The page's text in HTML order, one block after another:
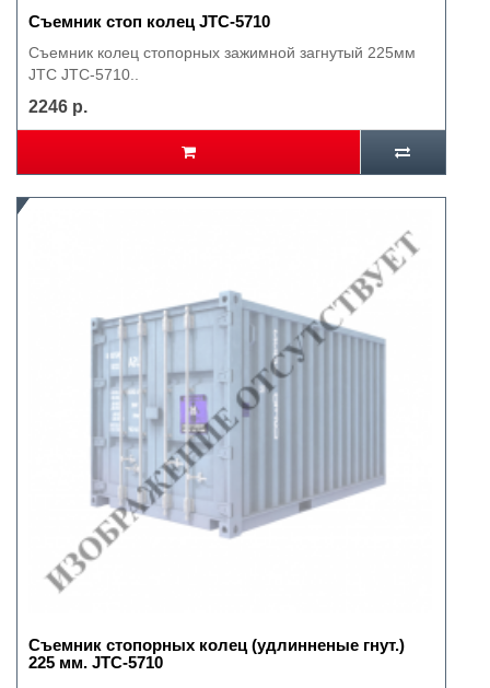
Съемник стоп колец JTC-5710
Съемник колец стопорных зажимной загнутый 225мм
JTC JTC-5710..
2246 р.
Съемник стопорных колец (удлинненые гнут.)
225 мм. JTC-5710